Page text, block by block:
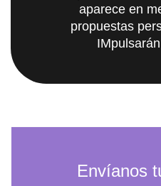
aparece en
propuestas